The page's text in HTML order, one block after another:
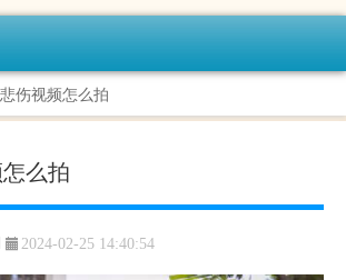
伤视频怎么拍
么拍
2024-02-25 14:40:54